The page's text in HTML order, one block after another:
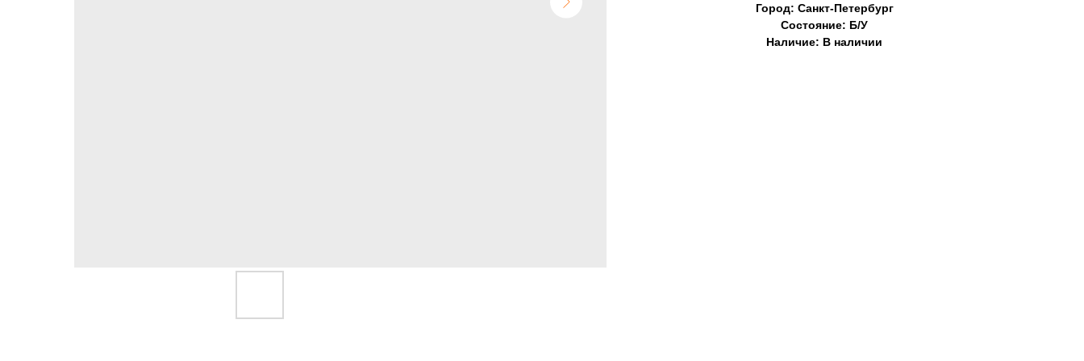
Город: Санкт-Петербург
Состояние: Б/У
Наличие: В наличии